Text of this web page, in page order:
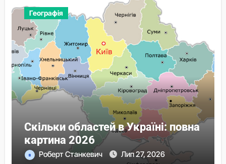
Географія
Скільки областей в Україні: повна
картина 2026
Роберт Станкевич Лип 27, 2026